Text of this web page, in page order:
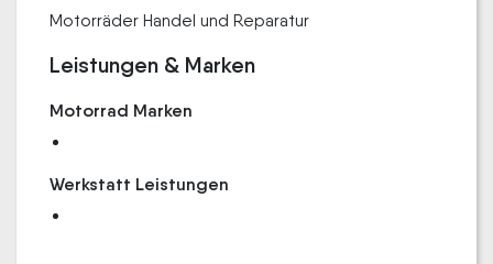
Motorräder Handel und Reparatur
Leistungen & Marken
Motorrad Marken
Werkstatt Leistungen